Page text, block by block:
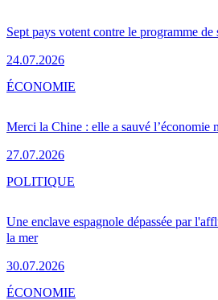
Sept pays votent contre le programme de
24.07.2026
Merci la Chine : elle a sauvé l’économie
27.07.2026
ÉCONOMIE
Une enclave espagnole dépassée par
la mer
30.07.2026
POLITIQUE
ÉCONOMIE